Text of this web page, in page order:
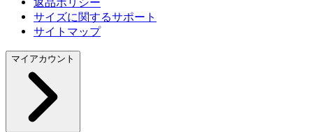
サイズに関するサポート
サイトマップ
マイアカウント